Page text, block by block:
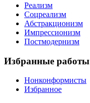
Реализм
Соцреализм
Абстракционизм
Импрессионизм
Постмодернизм
Избранные работы
Нонконформисты
Избранное